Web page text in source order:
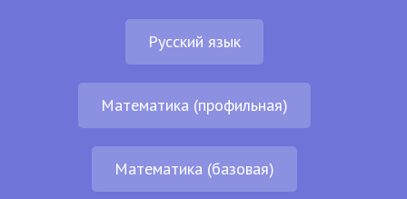
Русский язык
Математика (профильная)
Математика (базовая)